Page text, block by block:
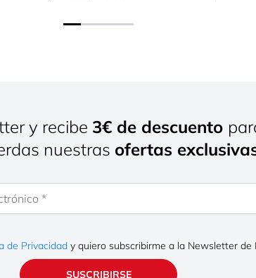
y recibe 3€ de descuento
nuestras ofertas
de Privacidad y quiero subscribirme a la Newsletter
SUSCRIBIRSE